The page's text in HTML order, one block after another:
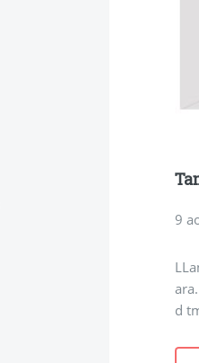
9
d